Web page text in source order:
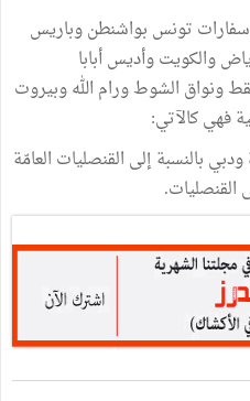
سفارات تونس بواشنطن وباريس
والكويت وأديس أبابا
ونواق الشوط ورام الله وبيروت
فهي كالآتي:
بالنسبة إلى القنصليات العامّة
القنصليات.